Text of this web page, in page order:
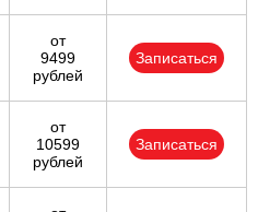
от
9499
рублей
Записаться
от
10599
рублей
Записаться